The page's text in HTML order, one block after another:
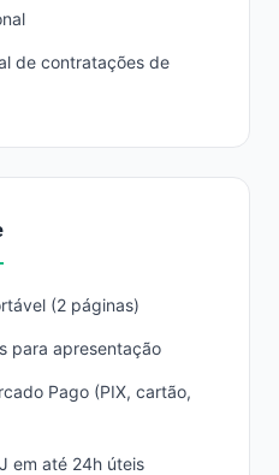
de contratações de
(2 páginas)
para apresentação
Pago (PIX, cartão,
em até 24h úteis